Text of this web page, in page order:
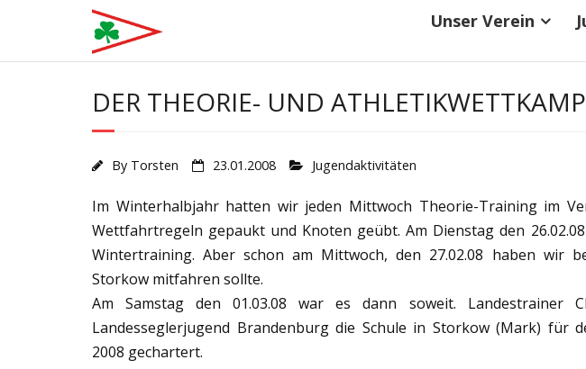
content
Unser Verein
DER THEORIE- UND
By Torsten 23.01.2008 Jugendaktivitäten
Im Winterhalbjahr hatten wir jeden Mittwoch Theorie-Training im
Wettfahrtregeln gepaukt und Knoten geübt. Am Dienstag den
Wintertraining. Aber schon am Mittwoch, den 27.02.08 haben wir
Storkow mitfahren sollte.
Am Samstag den 01.03.08 war es dann soweit. Landestrainer
Landesseglerjugend Brandenburg die Schule in Storkow (Mark) für
2008 gechartert.